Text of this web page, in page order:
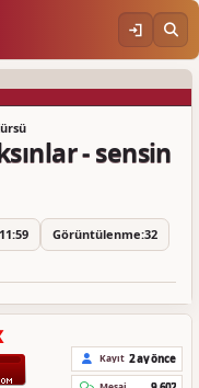
- sensin
Görüntülenme:32
Kayıt 2 ay önce